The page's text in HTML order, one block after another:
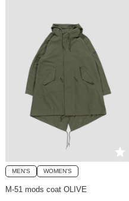
MEN'S WOMEN'S
M-51 mods coat OLIVE